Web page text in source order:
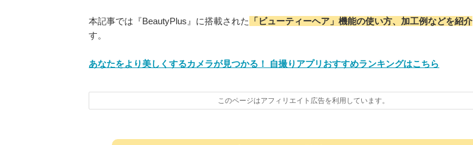
本記事では『BeautyPlus』に搭載された 「ビューティーヘア」機能の使い方、加工例などを紹介
す。
あなたをより美しくするカメラが見つかる！ 自撮りアプリおすすめランキングはこちら
このページはアフィリエイト広告を利用しています。